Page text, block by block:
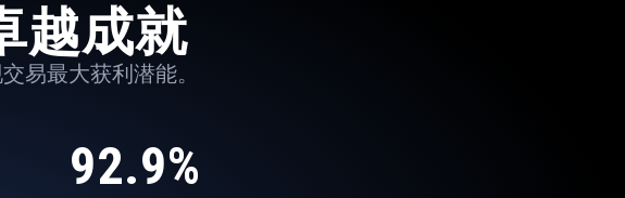
越成就
易最大获利潜能。
92.9%